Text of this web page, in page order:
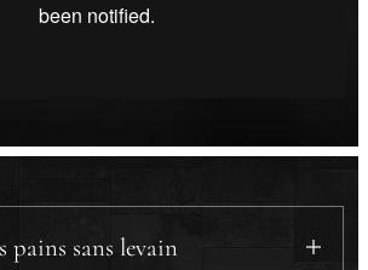
pains sans levain